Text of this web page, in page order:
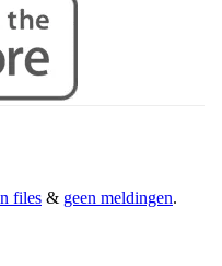
files & geen meldingen.